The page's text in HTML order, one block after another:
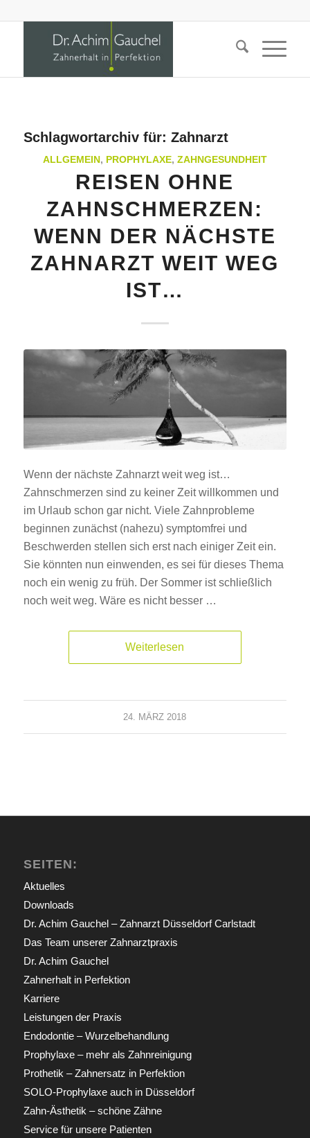
Schlagwortarchiv für: Zahnarzt
ALLGEMEIN, PROPHYLAXE, ZAHNGESUNDHEIT
REISEN OHNE
ZAHNSCHMERZEN:
WENN DER NÄCHSTE
ZAHNARZT WEIT WEG
IST…
Wenn der nächste Zahnarzt weit weg ist…
Zahnschmerzen sind zu keiner Zeit willkommen und
im Urlaub schon gar nicht. Viele Zahnprobleme
beginnen zunächst (nahezu) symptomfrei und
Beschwerden stellen sich erst nach einiger Zeit ein.
Sie könnten nun einwenden, es sei für dieses Thema
noch ein wenig zu früh. Der Sommer ist schließlich
noch weit weg. Wäre es nicht besser …
Weiterlesen
24. MÄRZ 2018
SEITEN:
Aktuelles
Downloads
Dr. Achim Gauchel – Zahnarzt Düsseldorf Carlstadt
Das Team unserer Zahnarztpraxis
Dr. Achim Gauchel
Zahnerhalt in Perfektion
Karriere
Leistungen der Praxis
Endodontie – Wurzelbehandlung
Prophylaxe – mehr als Zahnreinigung
Prothetik – Zahnersatz in Perfektion
SOLO-Prophylaxe auch in Düsseldorf
Zahn-Ästhetik – schöne Zähne
Service für unsere Patienten